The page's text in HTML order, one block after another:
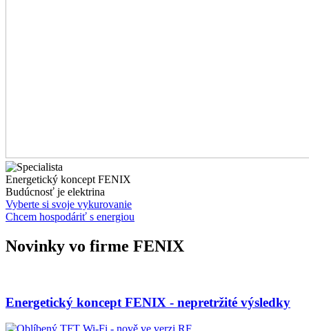
Energetický koncept FENIX
Budúcnosť je elektrina
Vyberte si svoje vykurovanie
Chcem hospodáriť s energiou
Novinky vo firme FENIX
Energetický koncept FENIX - nepretržité výsledky